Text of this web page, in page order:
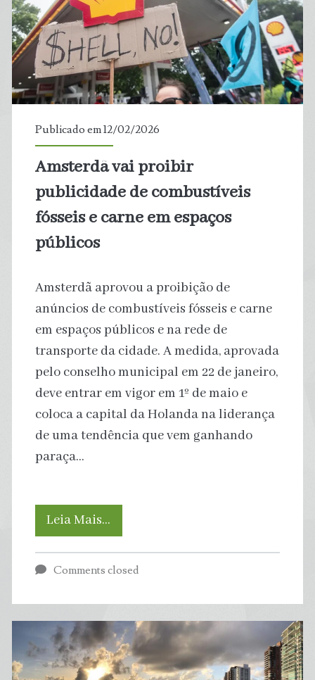
odeiam
o
contato
a
natureza?
Publicado em 12/02/2026
Amsterdã vai proibir
publicidade de combustíveis
fósseis e carne em espaços
públicos
Amsterdã aprovou a proibição de
anúncios de combustíveis fósseis e carne
em espaços públicos e na rede de
transporte da cidade. A medida, aprovada
pelo conselho municipal em 22 de janeiro,
deve entrar em vigor em 1º de maio e
coloca a capital da Holanda na liderança
de uma tendência que vem ganhando
paraça…
Leia Mais…
vai
de
Comments closed